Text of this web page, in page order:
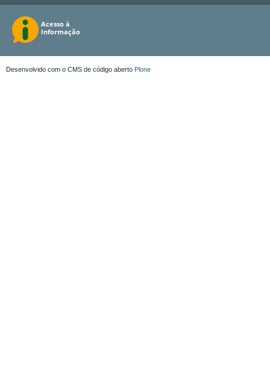
Desenvolvido com o CMS de código aberto Plone